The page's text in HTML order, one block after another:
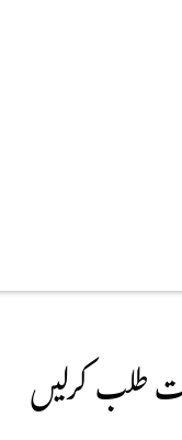
طلب کرلیں